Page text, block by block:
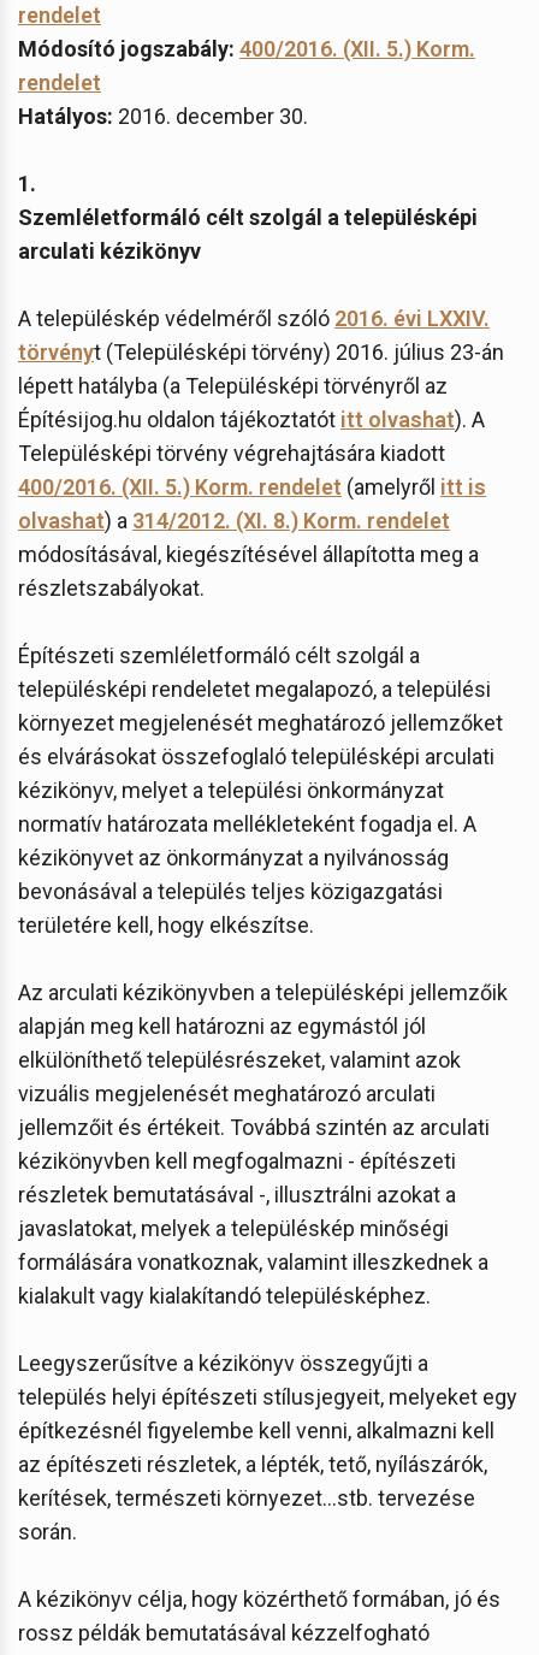
rendelet
Módosító jogszabály: 400/2016. (XII. 5.) Korm.
rendelet
Hatályos: 2016. december 30.
1.
Szemléletformáló célt szolgál a településképi
arculati kézikönyv
A településkép védelméről szóló 2016. évi LXXIV.
törvényt (Településképi törvény) 2016. július 23-án
lépett hatályba (a Településképi törvényről az
Építésijog.hu oldalon tájékoztatót itt olvashat). A
Településképi törvény végrehajtására kiadott
400/2016. (XII. 5.) Korm. rendelet (amelyről itt is
olvashat) a 314/2012. (XI. 8.) Korm. rendelet
módosításával, kiegészítésével állapította meg a
részletszabályokat.
Építészeti szemléletformáló célt szolgál a
településképi rendeletet megalapozó, a települési
környezet megjelenését meghatározó jellemzőket
és elvárásokat összefoglaló településképi arculati
kézikönyv, melyet a települési önkormányzat
normatív határozata mellékleteként fogadja el. A
kézikönyvet az önkormányzat a nyilvánosság
bevonásával a település teljes közigazgatási
területére kell, hogy elkészítse.
Az arculati kézikönyvben a településképi jellemzőik
alapján meg kell határozni az egymástól jól
elkülöníthető településrészeket, valamint azok
vizuális megjelenését meghatározó arculati
jellemzőit és értékeit. Továbbá szintén az arculati
kézikönyvben kell megfogalmazni - építészeti
részletek bemutatásával -, illusztrálni azokat a
javaslatokat, melyek a településkép minőségi
formálására vonatkoznak, valamint illeszkednek a
kialakult vagy kialakítandó településképhez.
Leegyszerűsítve a kézikönyv összegyűjti a
település helyi építészeti stílusjegyeit, melyeket egy
építkezésnél figyelembe kell venni, alkalmazni kell
az építészeti részletek, a lépték, tető, nyílászárók,
kerítések, természeti környezet...stb. tervezése
során.
A kézikönyv célja, hogy közérthető formában, jó és
rossz példák bemutatásával kézzelfogható